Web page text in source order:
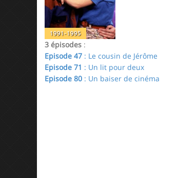
1991-1995
3 épisodes :
Episode 47 : Le cousin de Jérôme
Episode 71 : Un lit pour deux
Episode 80 : Un baiser de cinéma